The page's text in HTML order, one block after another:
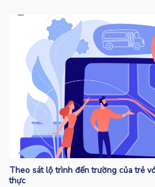
Theo sát lộ trình đến trường của trẻ
thực